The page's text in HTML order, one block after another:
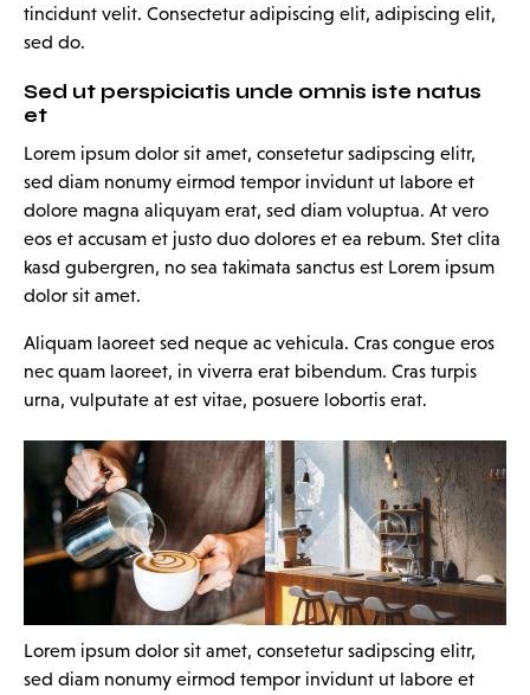
tincidunt velit. Consectetur adipiscing elit, adipiscing elit,
sed do.
Sed ut perspiciatis unde omnis iste natus
et
Lorem ipsum dolor sit amet, consetetur sadipscing elitr,
sed diam nonumy eirmod tempor invidunt ut labore et
dolore magna aliquyam erat, sed diam voluptua. At vero
eos et accusam et justo duo dolores et ea rebum. Stet clita
kasd gubergren, no sea takimata sanctus est Lorem ipsum
dolor sit amet.
Aliquam laoreet sed neque ac vehicula. Cras congue eros
nec quam laoreet, in viverra erat bibendum. Cras turpis
urna, vulputate at est vitae, posuere lobortis erat.
Lorem ipsum dolor sit amet, consetetur sadipscing elitr,
sed diam nonumy eirmod tempor invidunt ut labore et